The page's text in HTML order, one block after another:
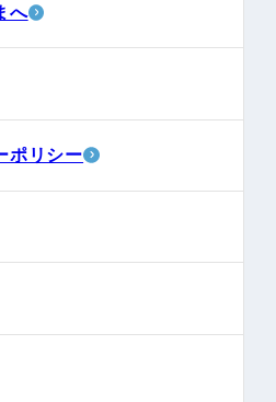
へ
ポリシー